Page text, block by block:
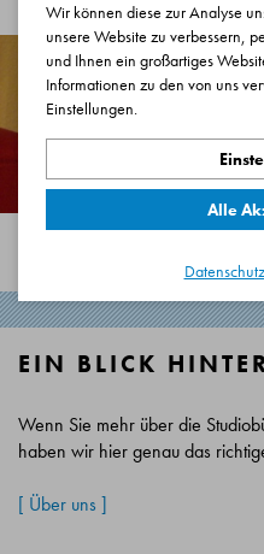
Lust zu
Bewerben Sie sich bei
EIN BLICK
Wenn Sie mehr über die
haben wir hier genau das
[ Über uns ]
Wir können diese zur Analyse
unsere Website zu verbessern,
und Ihnen ein großartiges
Informationen zu den von uns
Einstellungen.
Alle
Datenschutz